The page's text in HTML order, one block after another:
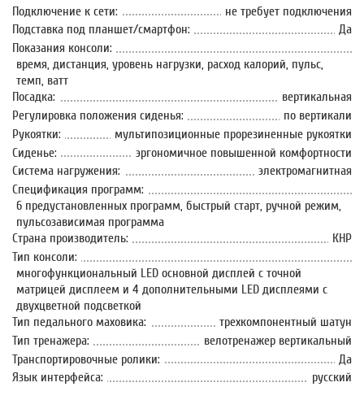
Подключение к сети:
не требует подключения
Подставка под планшет/смартфон:
Да
Показания консоли:
время, дистанция, уровень нагрузки, расход калорий, пульс,
темп, ватт
Посадка:
вертикальная
Регулировка положения сиденья:
по вертикали
Рукоятки:
мультипозиционные прорезиненные рукоятки
Сиденье:
эргономичное повышенной комфортности
Система нагружения:
электромагнитная
Спецификация программ:
6 предустановленных программ, быстрый старт, ручной режим,
пульсозависимая программа
Страна производитель:
КНР
Тип консоли:
многофункциональный LED основной дисплей с точной
матрицей дисплеем и 4 дополнительными LED дисплеями с
двухцветной подсветкой
Тип педального маховика:
трехкомпонентный шатун
Тип тренажера:
велотренажер вертикальный
Транспортировочные ролики:
Да
Язык интерфейса:
русский